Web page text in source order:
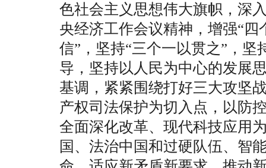
色社会主义思想伟大旗帜，深
央经济工作会议精神，增强“四
信”，坚持“三个一以贯之”，
导，坚持以人民为中心的发展
基调，紧紧围绕打好三大攻坚
产权司法保护为切入点，以防
全面深化改革、现代科技应用
国、法治中国和过硬队伍、智